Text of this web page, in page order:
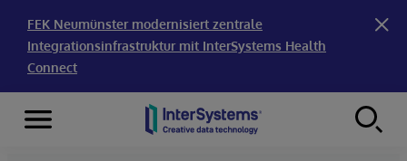
FEK Neumünster modernisiert zentrale
Integrationsinfrastruktur mit InterSystems Health
Connect
Skip to content
Menu